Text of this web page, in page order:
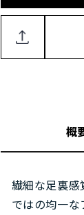
概
繊細な足裏感
ではの均一